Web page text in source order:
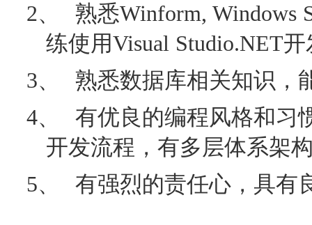
2、
熟悉Winform, Windows
练使用Visual Studio.NET开
3、
熟悉数据库相关知识，
4、
有优良的编程风格和习
开发流程，有多层体系架
5、
有强烈的责任心，具有